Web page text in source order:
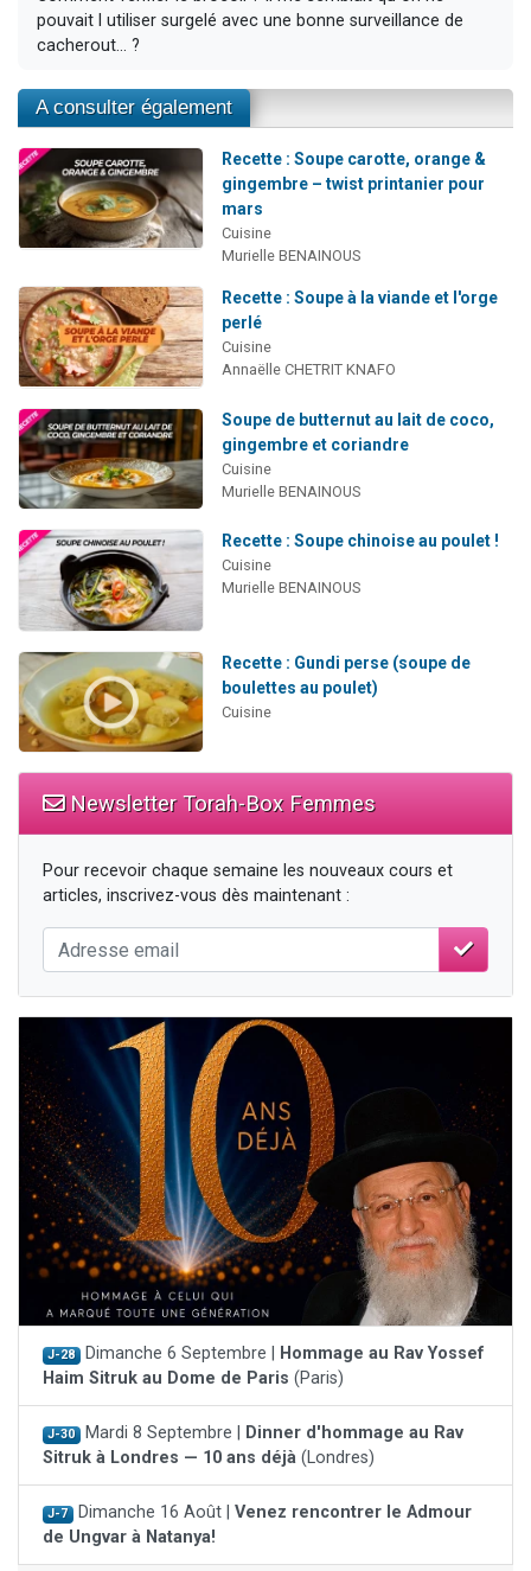
pouvait l utiliser surgelé avec une bonne surveillance de
cacherout... ?
A consulter également
Recette : Soupe carotte, orange &
gingembre – twist printanier pour
mars
Cuisine
Murielle BENAINOUS
Recette : Soupe à la viande et l'orge
perlé
Cuisine
Annaëlle CHETRIT KNAFO
Soupe de butternut au lait de coco,
gingembre et coriandre
Cuisine
Murielle BENAINOUS
Recette : Soupe chinoise au poulet !
Cuisine
Murielle BENAINOUS
Recette : Gundi perse (soupe de
boulettes au poulet)
Cuisine
Newsletter Torah-Box Femmes
Pour recevoir chaque semaine les nouveaux cours et
articles, inscrivez-vous dès maintenant :
J-28 Dimanche 6 Septembre |
Hommage au Rav Yossef
Haim Sitruk au Dome de Paris (Paris)
J-30 Mardi 8 Septembre |
Dinner d'hommage au Rav
Sitruk à Londres — 10 ans déjà (Londres)
J-7 Dimanche 16 Août | Venez rencontrer le Admour
de Ungvar à Natanya!